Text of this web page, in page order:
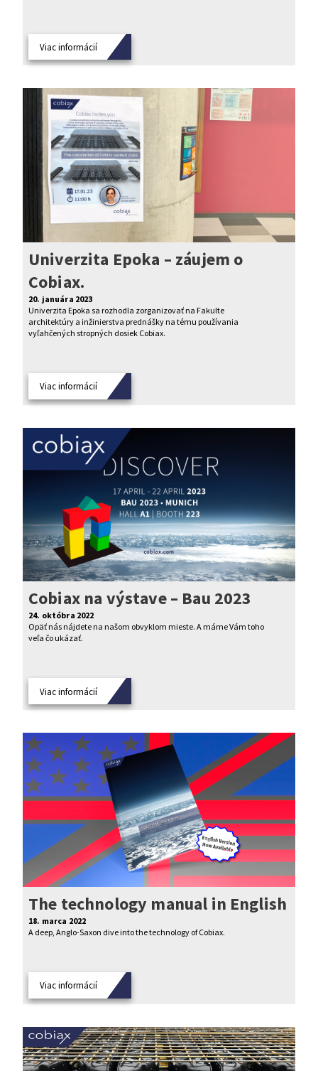
Viac informácií
Univerzita Epoka – záujem o
Cobiax.
20. januára 2023
Univerzita Epoka sa rozhodla zorganizovať na Fakulte
architektúry a inžinierstva prednášky na tému používania
vyľahčených stropných dosiek Cobiax.
Viac informácií
Cobiax na výstave – Bau 2023
24. októbra 2022
Opäť nás nájdete na našom obvyklom mieste. A máme Vám toho
veľa čo ukázať.
Viac informácií
The technology manual in English
18. marca 2022
A deep, Anglo-Saxon dive into the technology of Cobiax.
Viac informácií